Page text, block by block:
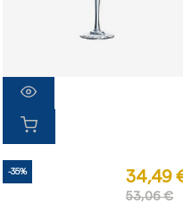
-35% 34,49
53,06 €